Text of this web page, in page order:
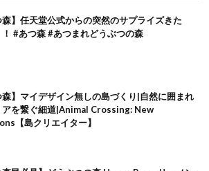
森】任天堂公式からの突然のサプライズきた
！ #あつ森 #あつまれどうぶつの森
森】マイデザイン無しの島づくり|自然に囲まれ
アを繋ぐ細道|Animal Crossing: New
【島クリエイター】